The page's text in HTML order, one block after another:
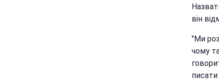
він
"Ми
чому